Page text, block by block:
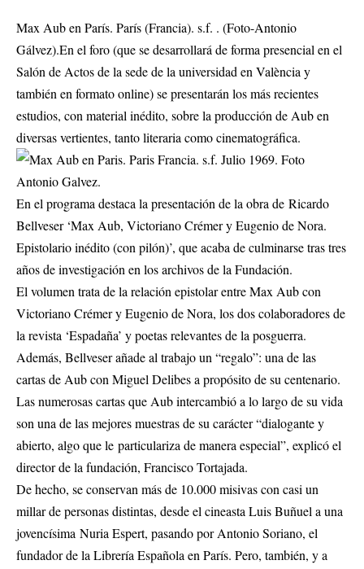
Max Aub en París. París (Francia). s.f. . (Foto-Antonio
Gálvez).En el foro (que se desarrollará de forma presencial en el
Salón de Actos de la sede de la universidad en València y
también en formato online) se presentarán los más recientes
estudios, con material inédito, sobre la producción de Aub en
diversas vertientes, tanto literaria como cinematográfica.
En el programa destaca la presentación de la obra de Ricardo
Bellveser ‘Max Aub, Victoriano Crémer y Eugenio de Nora.
Epistolario inédito (con pilón)’, que acaba de culminarse tras tres
años de investigación en los archivos de la Fundación.
El volumen trata de la relación epistolar entre Max Aub con
Victoriano Crémer y Eugenio de Nora, los dos colaboradores de
la revista ‘Espadaña’ y poetas relevantes de la posguerra.
Además, Bellveser añade al trabajo un “regalo”: una de las
cartas de Aub con Miguel Delibes a propósito de su centenario.
Las numerosas cartas que Aub intercambió a lo largo de su vida
son una de las mejores muestras de su carácter “dialogante y
abierto, algo que le particulariza de manera especial”, explicó el
director de la fundación, Francisco Tortajada.
De hecho, se conservan más de 10.000 misivas con casi un
millar de personas distintas, desde el cineasta Luis Buñuel a una
jovencísima Nuria Espert, pasando por Antonio Soriano, el
fundador de la Librería Española en París. Pero, también, y a